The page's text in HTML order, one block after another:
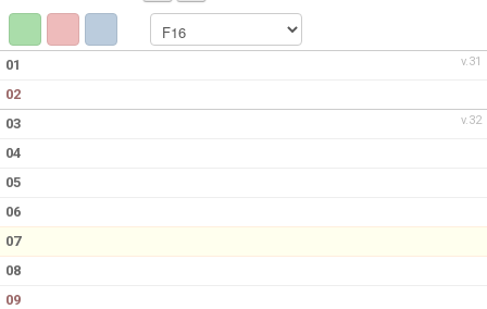
BILDGALLERI
DOKUMENT
KONTAKT
v.31
01
02
v.32
03
04
05
06
07
08
09